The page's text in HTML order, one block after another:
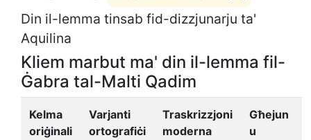
Din il-lemma tinsab fid-dizzjunarju ta'
Aquilina
Kliem marbut ma' din il-lemma fil-
Ġabra tal-Malti Qadim
Kelma
oriġinali
Varjanti
ortografiċi
Traskrizzjoni
moderna
Għejun
u